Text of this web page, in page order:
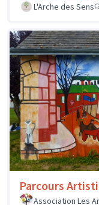
L'Arche des Sens
Parcours
Association Les